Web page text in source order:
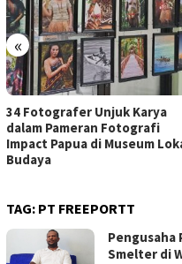
«
34 Fotografer Unjuk Karya
dalam Pameran Fotografi
Impact Papua di Museum
Budaya
TAG: PT FREEPORTT
Pengusaha
Smelter di